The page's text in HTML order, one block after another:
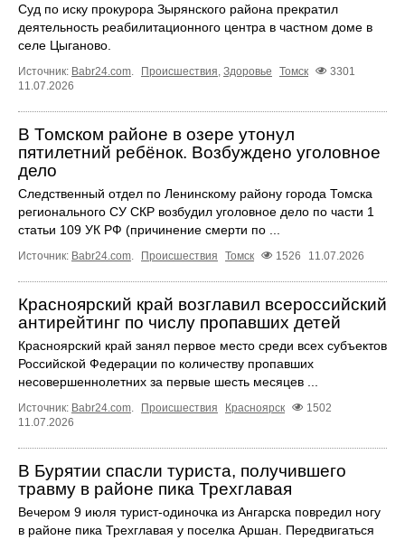
Суд по иску прокурора Зырянского района прекратил
деятельность реабилитационного центра в частном доме в
селе Цыганово.
Источник: Babr24.com. Происшествия, Здоровье Томск
3301
11.07.2026
В Томском районе в озере утонул
пятилетний ребёнок. Возбуждено уголовное
дело
Следственный отдел по Ленинскому району города Томска
регионального СУ СКР возбудил уголовное дело по части 1
статьи 109 УК РФ (причинение смерти по ...
Источник: Babr24.com. Происшествия Томск 1526 11.07.2026
Красноярский край возглавил всероссийский
антирейтинг по числу пропавших детей
Красноярский край занял первое место среди всех субъектов
Российской Федерации по количеству пропавших
несовершеннолетних за первые шесть месяцев ...
Источник: Babr24.com. Происшествия Красноярск
1502
11.07.2026
В Бурятии спасли туриста, получившего
травму в районе пика Трехглавая
Вечером 9 июля турист-одиночка из Ангарска повредил ногу
в районе пика Трехглавая у поселка Аршан. Передвигаться